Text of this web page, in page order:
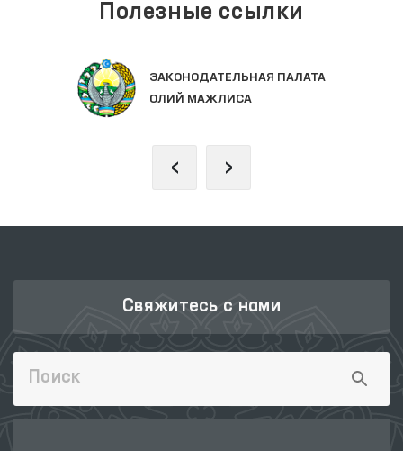
Полезные ссылки
ЗАКОНОДАТЕЛЬНАЯ ПАЛАТА
ОЛИЙ МАЖЛИСА
‹ ›
Свяжитесь с нами